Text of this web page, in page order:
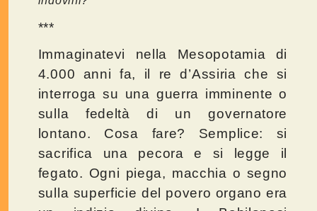
***
Immaginatevi nella Mesopotamia di
4.000 anni fa, il re d’Assiria che si
interroga su una guerra imminente o
sulla fedeltà di un governatore
lontano. Cosa fare? Semplice: si
sacrifica una pecora e si legge il
fegato. Ogni piega, macchia o segno
sulla superficie del povero organo era